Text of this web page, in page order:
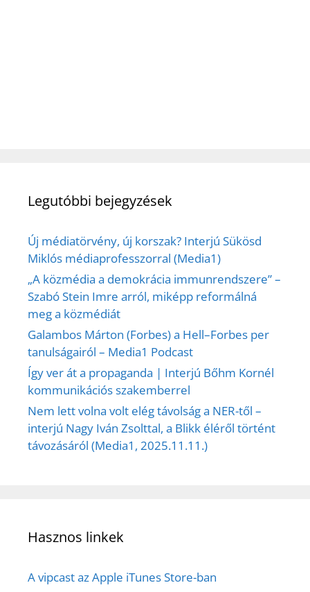
Legutóbbi bejegyzések
Új médiatörvény, új korszak? Interjú Sükösd
Miklós médiaprofesszorral (Media1)
„A közmédia a demokrácia immunrendszere” –
Szabó Stein Imre arról, miképp reformálná
meg a közmédiát
Galambos Márton (Forbes) a Hell–Forbes per
tanulságairól – Media1 Podcast
Így ver át a propaganda | Interjú Bőhm Kornél
kommunikációs szakemberrel
Nem lett volna volt elég távolság a NER-től –
interjú Nagy Iván Zsolttal, a Blikk éléről történt
távozásáról (Media1, 2025.11.11.)
Hasznos linkek
A vipcast az Apple iTunes Store-ban